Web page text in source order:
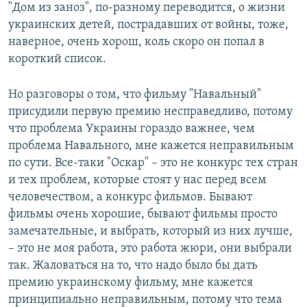
"Дом из заноз", по-разному переводится, о жизни
украинских детей, пострадавших от войны, тоже,
наверное, очень хорош, коль скоро он попал в
короткий список.
Но разговоры о том, что фильму "Навальный"
присудили первую премию несправедливо, потому
что проблема Украины гораздо важнее, чем
проблема Навального, мне кажется неправильным
по сути. Все-таки "Оскар" – это не конкурс тех стран
и тех проблем, которые стоят у нас перед всем
человечеством, а конкурс фильмов. Бывают
фильмы очень хорошие, бывают фильмы просто
замечательные, и выбрать, который из них лучше,
– это не моя работа, это работа жюри, они выбрали
так. Жаловаться на то, что надо было бы дать
премию украинскому фильму, мне кажется
принципиально неправильным, потому что тема